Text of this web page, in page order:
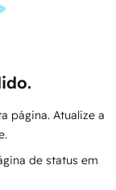
página. Atualize a
de status em